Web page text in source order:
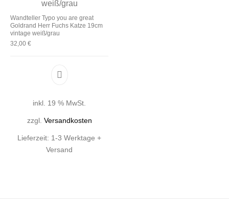
Wandteller Typo you are great
Goldrand Herr Fuchs Katze 19cm
vintage weiß/grau
32,00 €
inkl. 19 % MwSt.
zzgl. Versandkosten
Lieferzeit: 1-3 Werktage +
Versand